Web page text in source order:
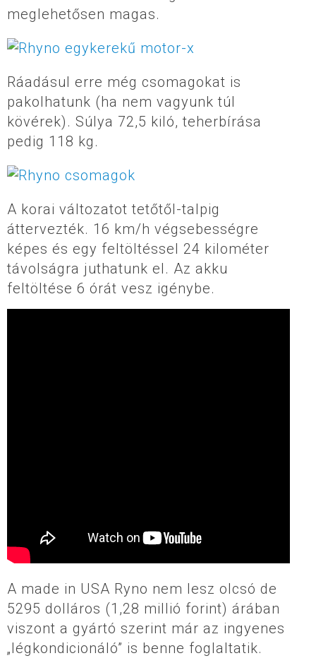
meglehetősen magas.
Ráadásul erre még csomagokat is
pakolhatunk (ha nem vagyunk túl
kövérek). Súlya 72,5 kiló, teherbírása
pedig 118 kg.
A korai változatot tetőtől-talpig
áttervezték. 16 km/h végsebességre
képes és egy feltöltéssel 24 kilométer
távolságra juthatunk el. Az akku
feltöltése 6 órát vesz igénybe.
A made in USA Ryno nem lesz olcsó de
5295 dolláros (1,28 millió forint) árában
viszont a gyártó szerint már az ingyenes
„légkondicionáló” is benne foglaltatik.